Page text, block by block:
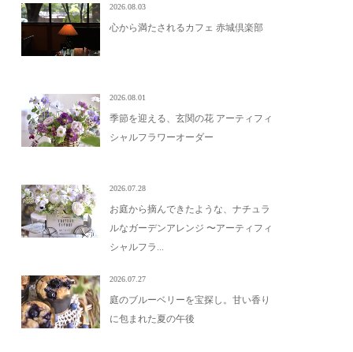
2026.08.03
心から満たされるカフェ 赤城倶楽部
2026.08.01
季節を迎える、玄関の花 アーティフィ
シャルフラワーオーダー
2026.07.28
お庭から摘んできたような、ナチュラ
ルなガーデンアレンジ 〜アーティフィ
シャルフラ...
2026.07.27
庭のブルーベリーを宝探し。甘い香り
に包まれた夏の午後